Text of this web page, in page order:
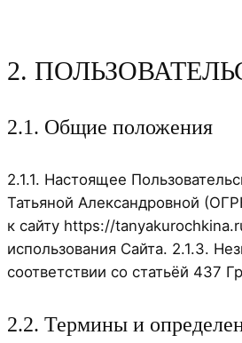
2.
2.1. Общие положения
2.1.1. Настоящее
Татьяной Александровной
к сайту https://
использования Сайта. 2.1.3.
соответствии со статьёй 437
2.2. Термины и